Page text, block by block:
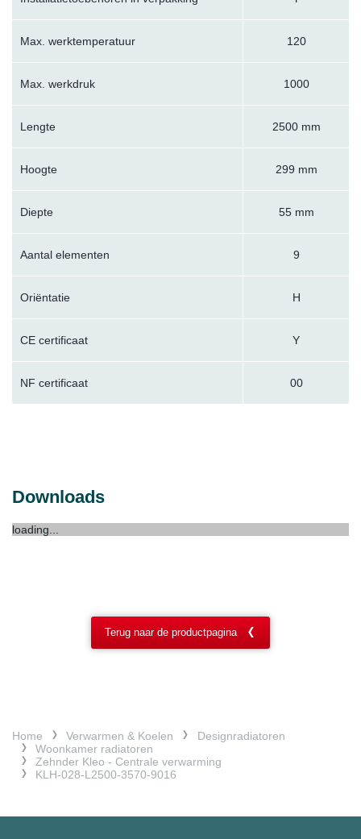
Max. werktemperatuur 120
Max. werkdruk 1000
Lengte 2500 mm
Hoogte 299 mm
Diepte 55 mm
Aantal elementen 9
Oriëntatie H
CE certificaat Y
NF certificaat 00
Downloads
loading...
Terug naar de productpagina
Home Verwarmen & Koelen
Designradiatoren
Woonkamer radiatoren
Zehnder Kleo - Centrale verwarming
KLH-028-L2500-3570-9016